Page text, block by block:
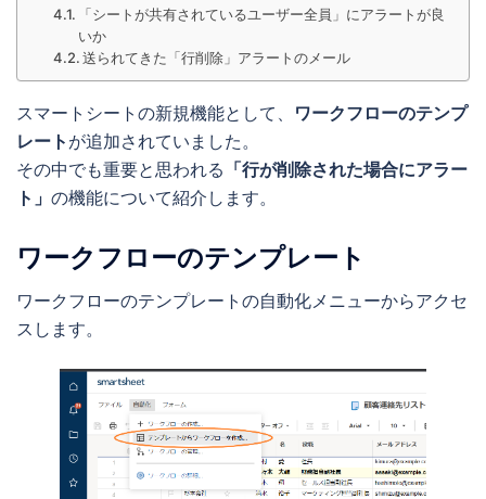
「シートが共有されているユーザー全員」にアラートが良
いか
送られてきた「行削除」アラートのメール
スマートシートの新規機能として、 ワークフローのテンプ
レート が追加されていました。
その中でも重要と思われる 「行が削除された場合にアラー
ト」 の機能について紹介します。
ワークフローのテンプレート
ワークフローのテンプレートの自動化メニューからアクセ
スします。